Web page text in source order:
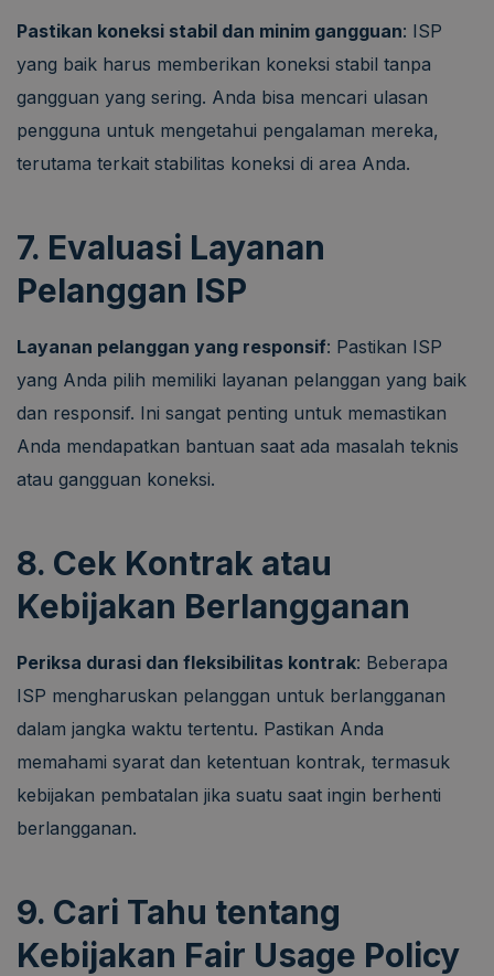
Pastikan koneksi stabil dan minim gangguan: ISP
yang baik harus memberikan koneksi stabil tanpa
gangguan yang sering. Anda bisa mencari ulasan
pengguna untuk mengetahui pengalaman mereka,
terutama terkait stabilitas koneksi di area Anda.
7. Evaluasi Layanan
Pelanggan ISP
Layanan pelanggan yang responsif: Pastikan ISP
yang Anda pilih memiliki layanan pelanggan yang baik
dan responsif. Ini sangat penting untuk memastikan
Anda mendapatkan bantuan saat ada masalah teknis
atau gangguan koneksi.
8. Cek Kontrak atau
Kebijakan Berlangganan
Periksa durasi dan fleksibilitas kontrak: Beberapa
ISP mengharuskan pelanggan untuk berlangganan
dalam jangka waktu tertentu. Pastikan Anda
memahami syarat dan ketentuan kontrak, termasuk
kebijakan pembatalan jika suatu saat ingin berhenti
berlangganan.
9. Cari Tahu tentang
Kebijakan Fair Usage Policy